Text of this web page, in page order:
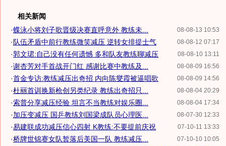
相关新闻
08-08-13 10:53
·蝶泳小将刘子歌晋级决赛直呼意外 教练未...
08-08-12 07:17
·队伍矛盾中前行教练微笑减压 逆转女排提士气
08-08-10 13:11
·郭文珺:自己没有任何遗憾 多和队友教练聊减压
08-08-09 16:56
·谢杏芳对手首战开门红 感谢比赛中教练及...
08-08-09 14:56
·首金专访:教练减压出奇招 内向陈燮霞被逼唱歌
08-08-04 20:29
·杜丽首训换新枪创另类纪录 教练出奇招只...
08-08-04 17:34
·索普分享减压经验 坦言不当教练对娱乐圈...
08-07-30 12:33
·加压变减压 国乒教练刘国梁成队员心理医...
07-10-11 13:33
·易建联成功减压信心四射 K教练:不要提前庆祝
07-10-10 10:05
·桥牌世锦赛女队暂落后美国一队 教练减压...